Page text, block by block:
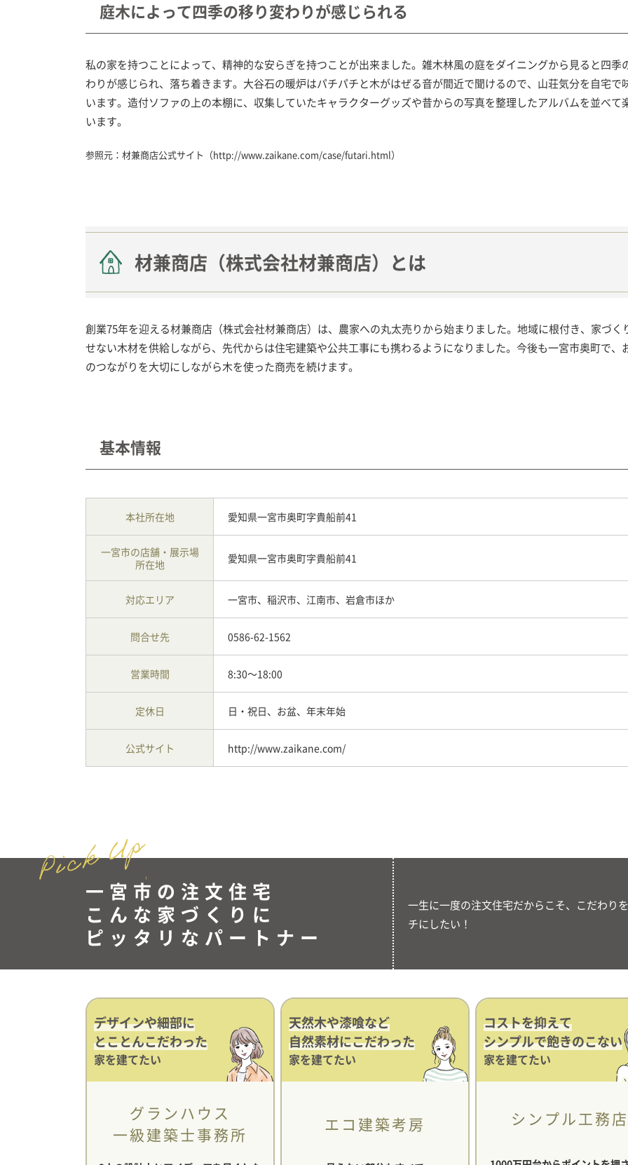
庭木によって四季の移り変わりが感じられる
私の家を持つことによって、精神的な安らぎを持つことが出来ました。雑木林風の庭をダイニングから見ると四季
わりが感じられ、落ち着きます。大谷石の暖炉はパチパチと木がはぜる音が間近で聞けるので、山荘気分を自宅で
います。造付ソファの上の本棚に、収集していたキャラクターグッズや昔からの写真を整理したアルバムを並べて
います。
参照元：材兼商店公式サイト（http://www.zaikane.com/case/futari.html）
材兼商店（株式会社材兼商店）とは
創業75年を迎える材兼商店（株式会社材兼商店）は、農家への丸太売りから始まりました。地域に根付き、家づく
せない木材を供給しながら、先代からは住宅建築や公共工事にも携わるようになりました。今後も一宮市奥町で、
のつながりを大切にしながら木を使った商売を続けます。
基本情報
本社所在地 愛知県一宮市奥町字貴船前41
一宮市の店舗・展示場
所在地
愛知県一宮市奥町字貴船前41
対応エリア 一宮市、稲沢市、江南市、岩倉市ほか
問合せ先 0586-62-1562
営業時間 8:30～18:00
定休日 日・祝日、お盆、年末年始
公式サイト http://www.zaikane.com/
一宮市の注文住宅
こんな家づくりに
ピッタリなパートナー
一生に一度の注文住宅だからこそ、こだわり
チにしたい！
デザインや細部に
とことんこだわった
家を建てたい
グランハウス
一級建築士事務所
天然木や漆喰など
自然素材にこだわった
家を建てたい
エコ建築考房
コストを抑えて
シンプルで飽きのこない
家を建てたい
シンプル工務店